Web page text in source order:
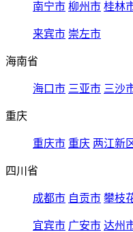
南宁市 柳州市 桂林
来宾市 崇左市
海南省
海口市 三亚市 三沙
重庆
重庆市 重庆 两江新
四川省
成都市 自贡市 攀枝
宜宾市 广安市 达州